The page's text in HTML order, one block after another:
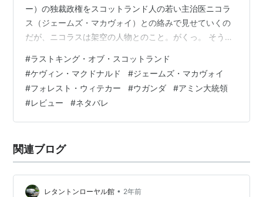
ー）の独裁政権をスコットランド人の若い主治医ニコラ
ス（ジェームズ・マカヴォイ）との絡みで見せていくの
だが、ニコラスは架空の人物とのこと。がくっ。 そう、
の独裁政権による国民の大量虐殺なんかはさらっとスル
ー、アミン大統領とニコラスとのいい加減なリレーショ
ンシップが主軸で、そこでハラハラさせようとしている
から。ここ、どうでもよくないですか？独裁政権下の虐
殺の方が恐怖じゃないですか？という感じ。 ニコラスは
#ラストキング・オブ・スコットランド
#ケヴィン・マクドナルド #ジェームズ・マカヴォイ
#フォレスト・ウィテカー #ウガンダ #アミン大統領
#レビュー #ネタバレ
関連ブログ
レタントンローヤル館 • 2年前